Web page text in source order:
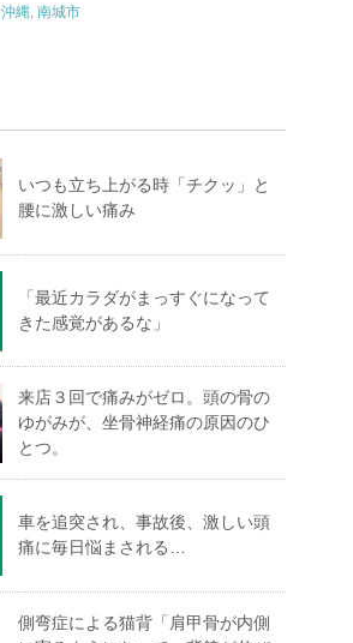
沖縄, 南城市
いつも立ち上がる時「チクッ」と
腰に激しい痛み
「最近カラダがまっすぐになって
きた感覚があるな」
来店３回で痛みがゼロ。頭の骨の
ゆがみが、坐骨神経痛の原因のひ
とつ。
車を追突され、事故後、激しい頭
痛に毎日悩まされる…
側弯症による猫背「肩甲骨が内側